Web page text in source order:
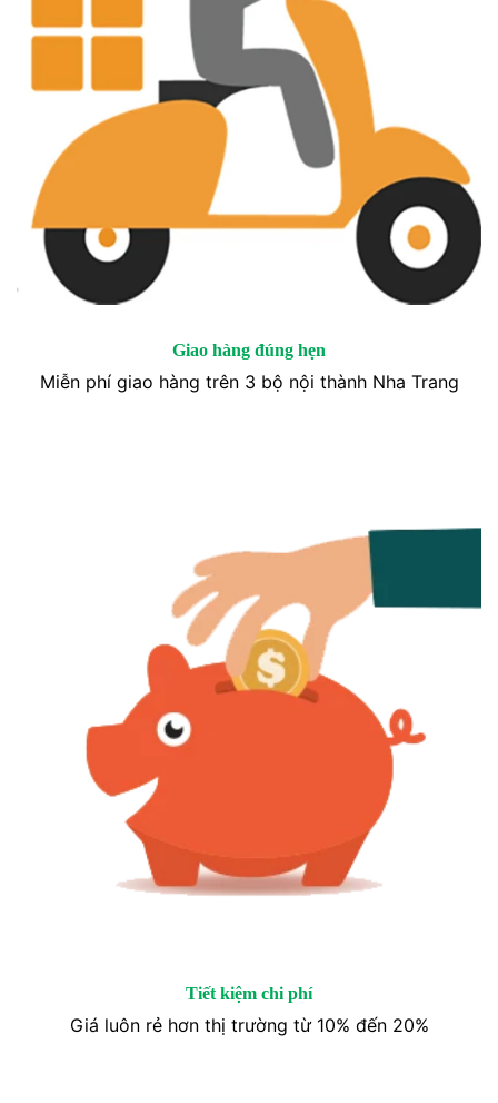
Giao hàng đúng hẹn
Miễn phí giao hàng trên 3 bộ nội thành Nha Trang
Tiết kiệm chi phí
Giá luôn rẻ hơn thị trường từ 10% đến 20%